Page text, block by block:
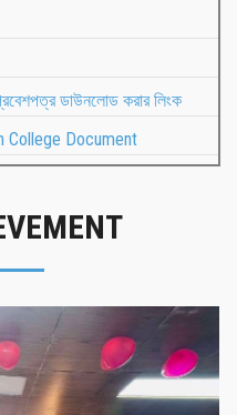
ডাউনলোড করার লিংক
College Document